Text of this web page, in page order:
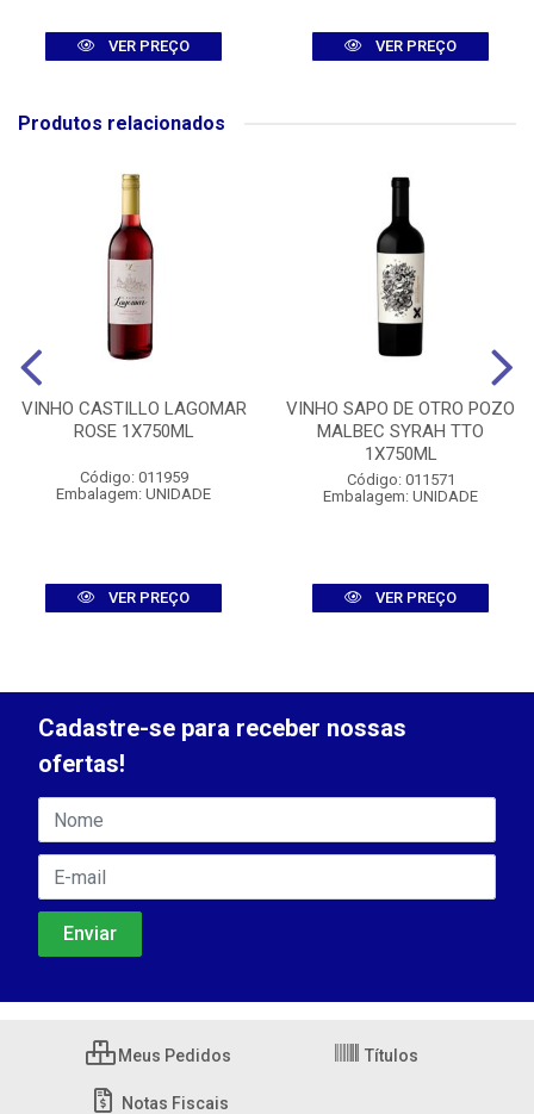
VER PREÇO VER PREÇO
Produtos relacionados
VINHO CASTILLO LAGOMAR
ROSE 1X750ML
Código: 011959
Embalagem: UNIDADE
VER PREÇO
VINHO SAPO DE OTRO POZO
MALBEC SYRAH TTO
1X750ML
Código: 011571
Embalagem: UNIDADE
VER PREÇO
Cadastre-se para receber nossas
ofertas!
Meus Pedidos Títulos
Notas Fiscais